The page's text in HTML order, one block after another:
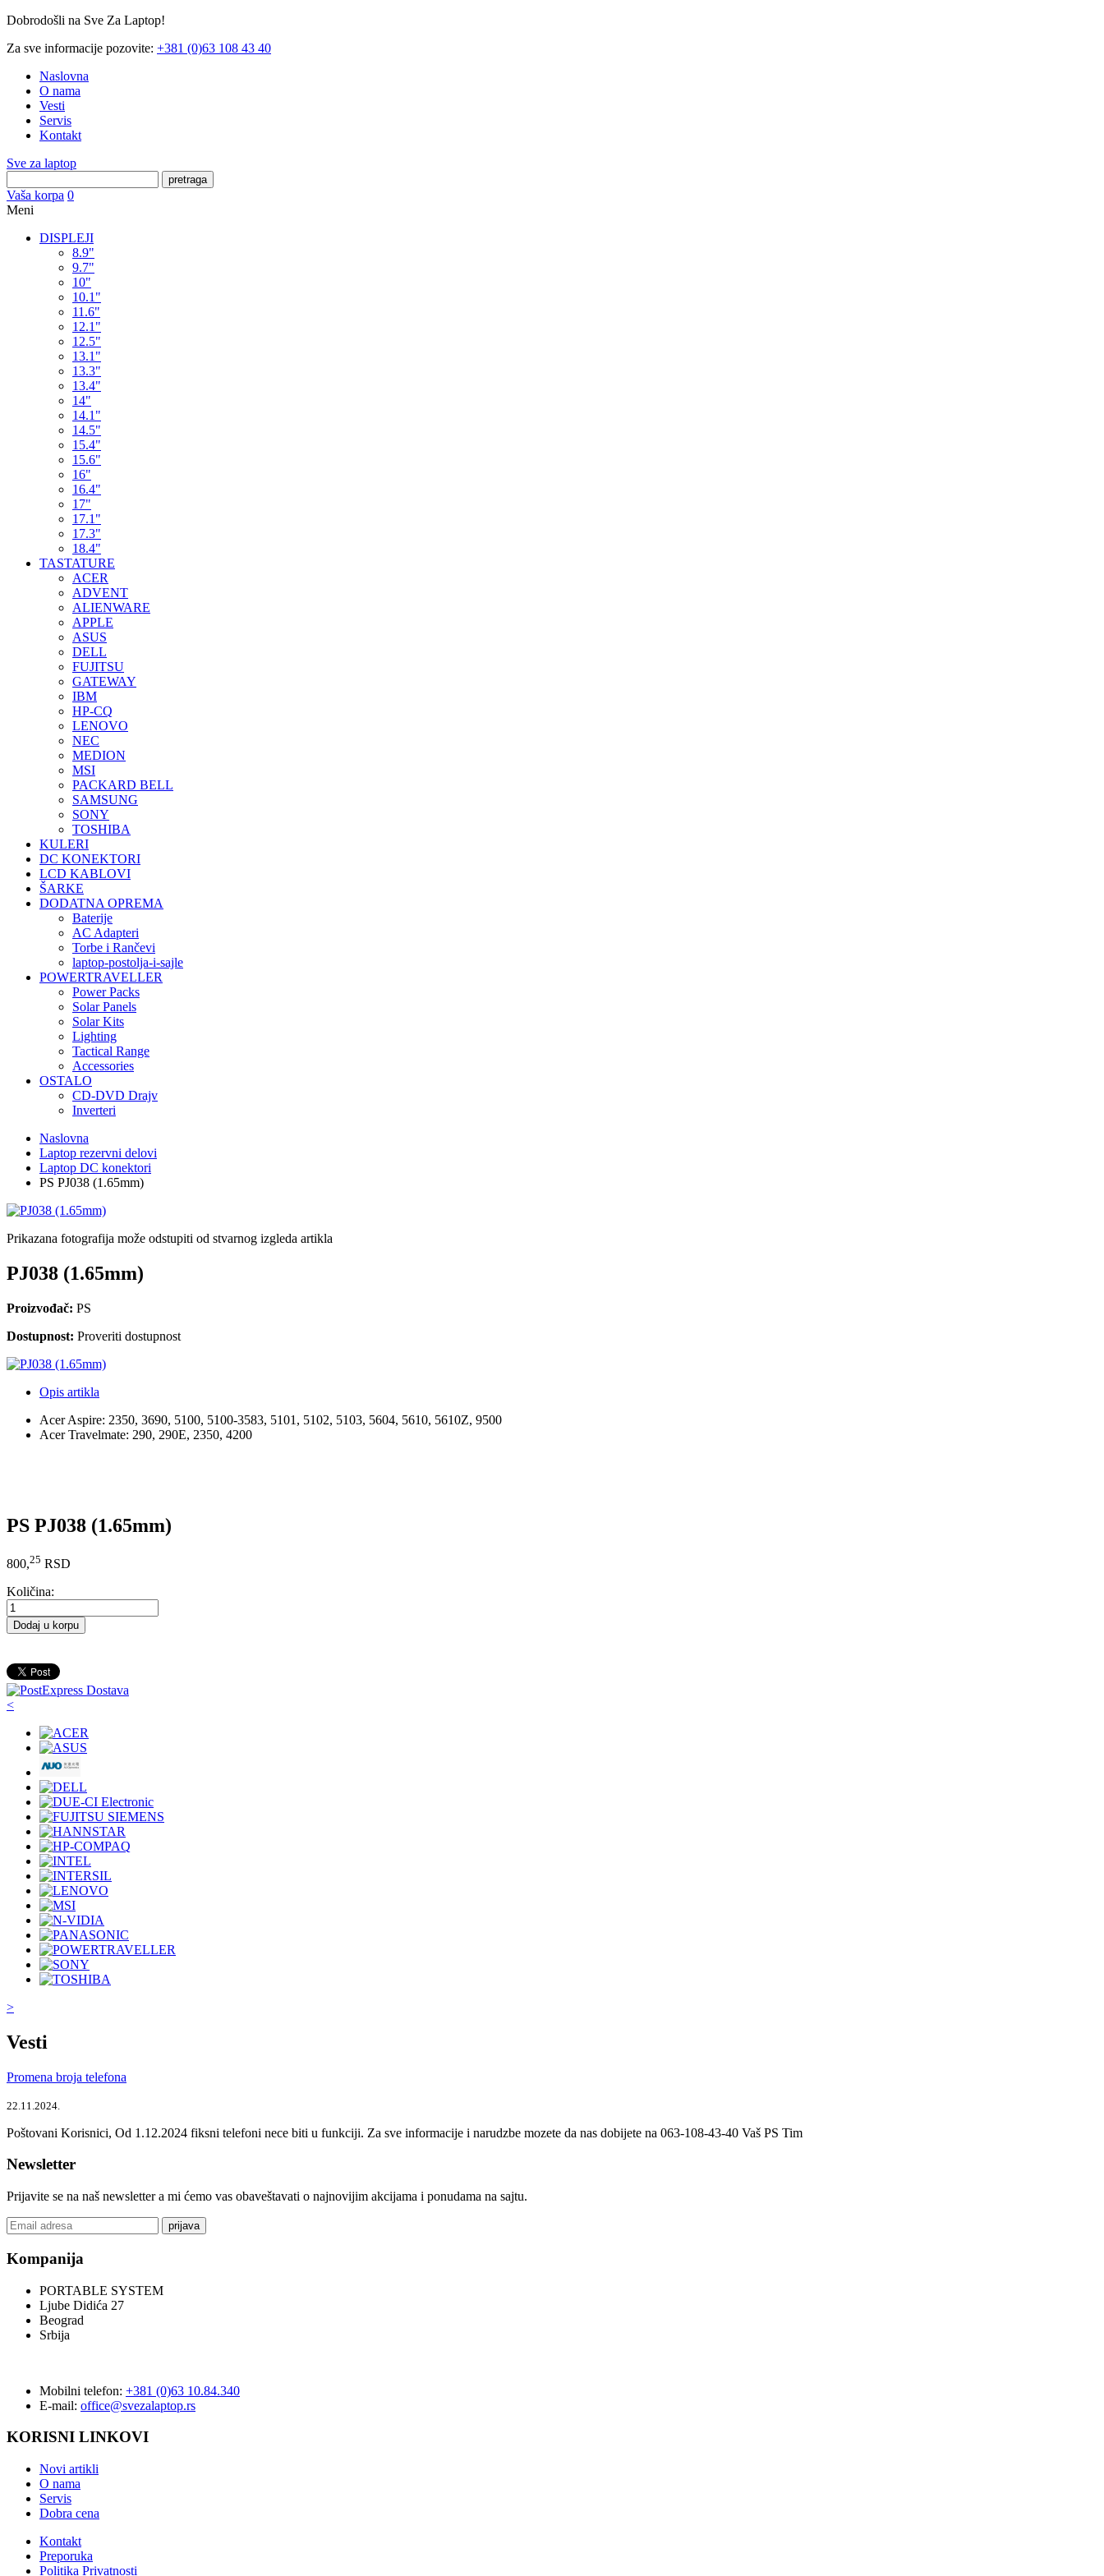
Dobrodošli na Sve Za Laptop!
Za sve informacije pozovite: +381 (0)63 108 43 40
Naslovna
O nama
Vesti
Servis
Kontakt
Sve za laptop
pretraga
Vaša korpa 0
Meni
DISPLEJI
8.9"
9.7"
10"
10.1"
11.6"
12.1"
12.5"
13.1"
13.3"
13.4"
14"
14.1"
14.5"
15.4"
15.6"
16"
16.4"
17"
17.1"
17.3"
18.4"
TASTATURE
ACER
ADVENT
ALIENWARE
APPLE
ASUS
DELL
FUJITSU
GATEWAY
IBM
HP-CQ
LENOVO
NEC
MEDION
MSI
PACKARD BELL
SAMSUNG
SONY
TOSHIBA
KULERI
DC KONEKTORI
LCD KABLOVI
ŠARKE
DODATNA OPREMA
Baterije
AC Adapteri
Torbe i Rančevi
laptop-postolja-i-sajle
POWERTRAVELLER
Power Packs
Solar Panels
Solar Kits
Lighting
Tactical Range
Accessories
OSTALO
CD-DVD Drajv
Inverteri
Naslovna
Laptop rezervni delovi
Laptop DC konektori
PS PJ038 (1.65mm)
Prikazana fotografija može odstupiti od stvarnog izgleda artikla
PJ038 (1.65mm)
Proizvođač: PS
Dostupnost: Proveriti dostupnost
Opis artikla
Acer Aspire: 2350, 3690, 5100, 5100-3583, 5101, 5102, 5103, 5604, 5610, 5610Z, 9500
Acer Travelmate: 290, 290E, 2350, 4200
PS PJ038 (1.65mm)
800,25 RSD
Količina:
Dodaj u korpu
<
>
Vesti
Promena broja telefona
22.11.2024.
Poštovani Korisnici, Od 1.12.2024 fiksni telefoni nece biti u funkciji. Za sve informacije i narudzbe mozete da nas dobijete na 063-108-43-40 Vaš PS Tim
Newsletter
Prijavite se na naš newsletter a mi ćemo vas obaveštavati o najnovijim akcijama i ponudama na sajtu.
prijava
Kompanija
PORTABLE SYSTEM
Ljube Didića 27
Beograd
Srbija
Mobilni telefon: +381 (0)63 10.84.340
E-mail: office@svezalaptop.rs
KORISNI LINKOVI
Novi artikli
O nama
Servis
Dobra cena
Kontakt
Preporuka
Politika Privatnosti